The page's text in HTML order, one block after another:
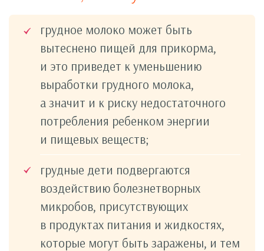
грудное молоко может быть
вытеснено пищей для прикорма,
и это приведет к уменьшению
выработки грудного молока,
а значит и к риску недостаточного
потребления ребенком энергии
и пищевых веществ;
грудные дети подвергаются
воздействию болезнетворных
микробов, присутствующих
в продуктах питания и жидкостях,
которые могут быть заражены, и тем